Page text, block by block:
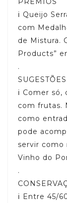
ℹ️ Queijo
com
de Mistura.
Products”
.
ℹ️ Comer
com frutas.
como
pode
servir como
Vinho do
.
ℹ️ Entre 45/